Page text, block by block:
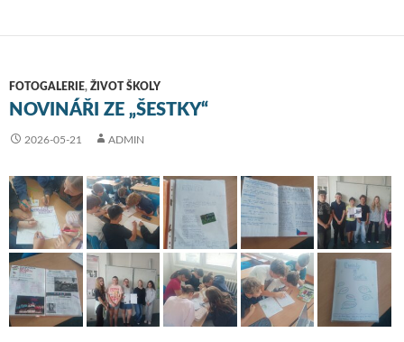
FOTOGALERIE, ŽIVOT ŠKOLY
NOVINÁŘI ZE „ŠESTKY“
2026-05-21 ADMIN